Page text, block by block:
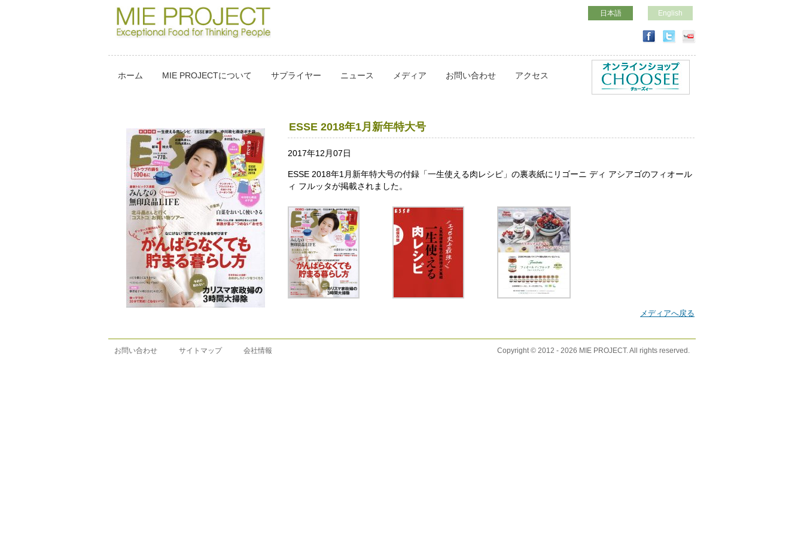
日本語 English
ホーム MIE PROJECTについて サプライヤー ニュース メディア お問い合わせ アクセス
ESSE 2018年1月新年特大号
2017年12月07日
ESSE 2018年1月新年特大号の付録「一生使える肉レシピ」の裏表紙にリゴーニ ディ アシアゴのフィオール デ
ィ フルッタが掲載されました。
メディアへ戻る
お問い合わせ サイトマップ 会社情報 Copyright © 2012 - 2026 MIE PROJECT. All rights reserved.